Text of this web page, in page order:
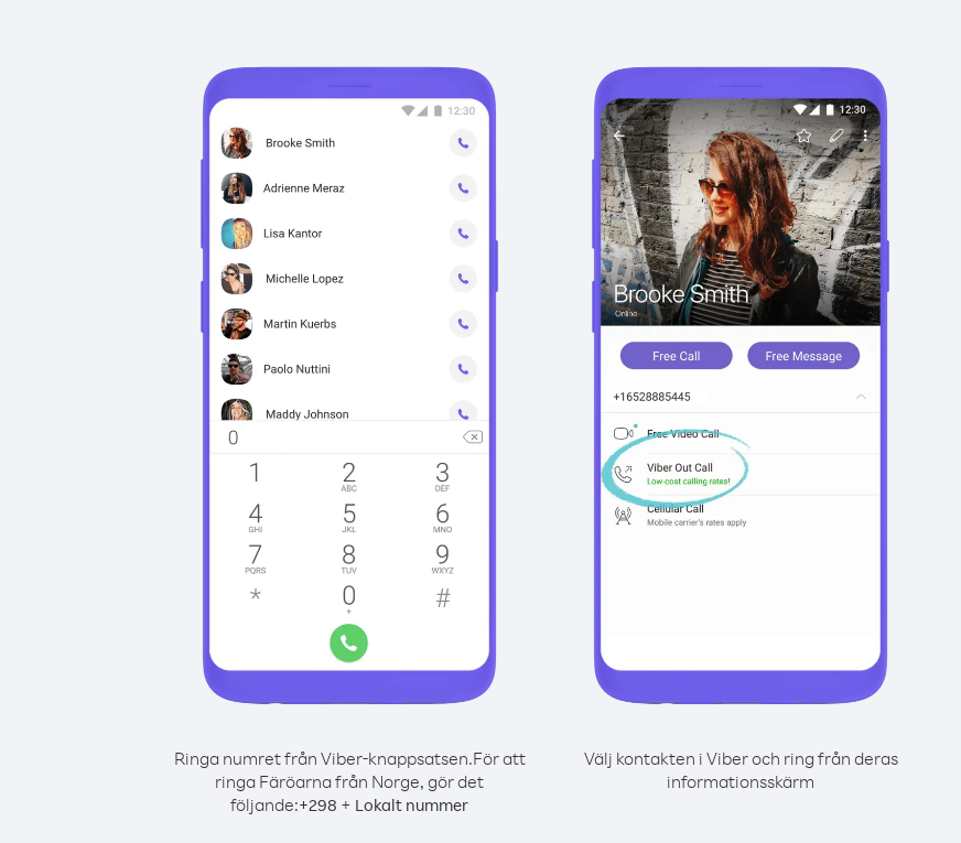
Ringa numret från Viber-knappsatsen.För att
ringa Färöarna från Norge, gör det
följande:+298 + Lokalt nummer
Välj kontakten i Viber och ring från deras
informationsskärm